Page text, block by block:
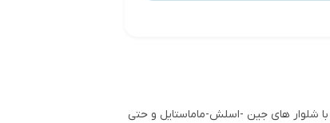
شلوار های جین -اسلش-ماماستایل و حتی